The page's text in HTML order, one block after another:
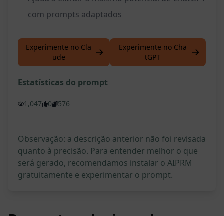
com prompts adaptados
Experimente no Cla
ude
Experimente no Cha
tGPT
Estatísticas do prompt
1,047 0 576
Observação: a descrição anterior não foi revisada
quanto à precisão. Para entender melhor o que
será gerado, recomendamos instalar o AIPRM
gratuitamente e experimentar o prompt.